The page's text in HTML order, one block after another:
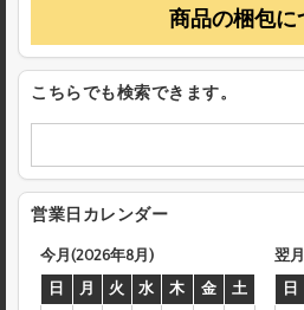
商品の梱包に
こちらでも検索できます。
営業日カレンダー
今月(2026年8月)
日
月 火 水 木 金
土
翌
日